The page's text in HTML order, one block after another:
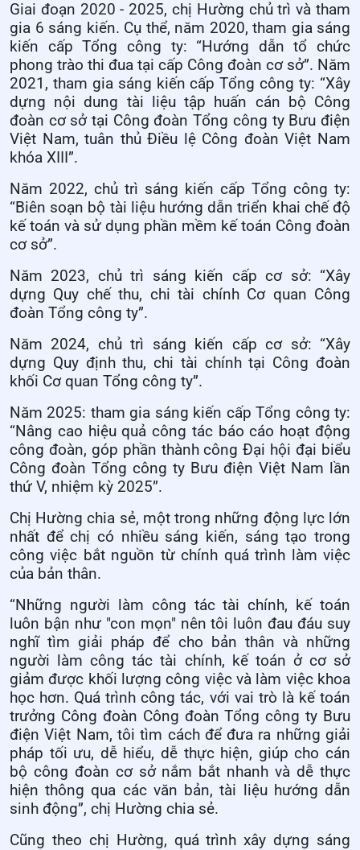
Giai đoạn 2020 - 2025, chị Hường chủ trì và tham
gia 6 sáng kiến. Cụ thể, năm 2020, tham gia sáng
kiến cấp Tổng công ty: “Hướng dẫn tổ chức
phong trào thi đua tại cấp Công đoàn cơ sở”. Năm
2021, tham gia sáng kiến cấp Tổng công ty: “Xây
dựng nội dung tài liệu tập huấn cán bộ Công
đoàn cơ sở tại Công đoàn Tổng công ty Bưu điện
Việt Nam, tuân thủ Điều lệ Công đoàn Việt Nam
khóa XIII”.
Năm 2022, chủ trì sáng kiến cấp Tổng công ty:
“Biên soạn bộ tài liệu hướng dẫn triển khai chế độ
kế toán và sử dụng phần mềm kế toán Công đoàn
cơ sở”.
Năm 2023, chủ trì sáng kiến cấp cơ sở: “Xây
dựng Quy chế thu, chi tài chính Cơ quan Công
đoàn Tổng công ty”.
Năm 2024, chủ trì sáng kiến cấp cơ sở: “Xây
dựng Quy định thu, chi tài chính tại Công đoàn
khối Cơ quan Tổng công ty”.
Năm 2025: tham gia sáng kiến cấp Tổng công ty:
“Nâng cao hiệu quả công tác báo cáo hoạt động
công đoàn, góp phần thành công Đại hội đại biểu
Công đoàn Tổng công ty Bưu điện Việt Nam lần
thứ V, nhiệm kỳ 2025”.
Chị Hường chia sẻ, một trong những động lực lớn
nhất để chị có nhiều sáng kiến, sáng tạo trong
công việc bắt nguồn từ chính quá trình làm việc
của bản thân.
“Những người làm công tác tài chính, kế toán
luôn bận như "con mọn" nên tôi luôn đau đáu suy
nghĩ tìm giải pháp để cho bản thân và những
người làm công tác tài chính, kế toán ở cơ sở
giảm được khối lượng công việc và làm việc khoa
học hơn. Quá trình công tác, với vai trò là kế toán
trưởng Công đoàn Công đoàn Tổng công ty Bưu
điện Việt Nam, tôi tìm cách để đưa ra những giải
pháp tối ưu, dễ hiểu, dễ thực hiện, giúp cho cán
bộ công đoàn cơ sở nắm bắt nhanh và dễ thực
hiện thông qua các văn bản, tài liệu hướng dẫn
sinh động”, chị Hường chia sẻ.
Cũng theo chị Hường, quá trình xây dựng sáng